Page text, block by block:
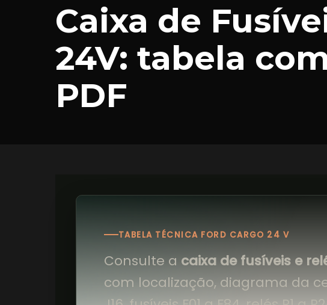
Caixa de
24V: tabela
PDF
TABELA TÉCNICA FORD CARGO 24 V
Consulte a caixa de fusíveis e
com localização, diagrama da